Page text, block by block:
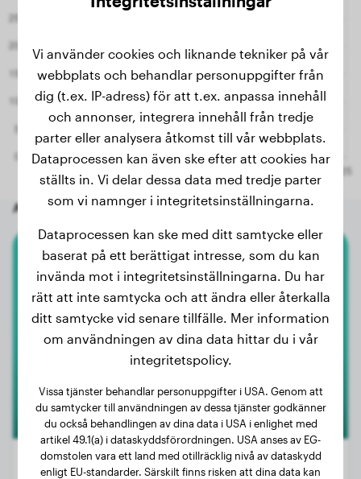
Andra slumpmässiga hundar
Berner Sennenhund
Nala
Vi använder cookies och liknande tekniker på vår
webbplats och behandlar personuppgifter från
dig (t.ex. IP-adress) för att t.ex. anpassa innehåll
och annonser, integrera innehåll från tredje
parter eller analysera åtkomst till vår webbplats.
Dataprocessen kan även ske efter att cookies har
ställts in. Vi delar dessa data med tredje parter
som vi namnger i integritetsinställningarna.
Dataprocessen kan ske med ditt samtycke eller
baserat på ett berättigat intresse, som du kan
invända mot i integritetsinställningarna. Du har
rätt att inte samtycka och att ändra eller återkalla
ditt samtycke vid senare tillfälle. Mer information
om användningen av dina data hittar du i vår
integritetspolicy.
Vissa tjänster behandlar personuppgifter i USA. Genom att
du samtycker till användningen av dessa tjänster godkänner
du också behandlingen av dina data i USA i enlighet med
artikel 49.1(a) i dataskyddsförordningen. USA anses av EG-
domstolen vara ett land med otillräcklig nivå av dataskydd
enligt EU-standarder. Särskilt finns risken att dina data kan